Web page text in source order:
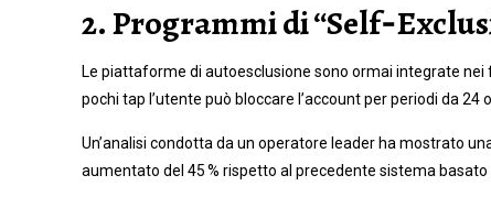
2. Programmi di
Le piattaforme di autoesclusione sono ormai integrate nei
pochi tap l’utente può bloccare l’account per periodi da
Un’analisi condotta da un operatore leader ha mostrato
aumentato del 45 % rispetto al precedente sistema